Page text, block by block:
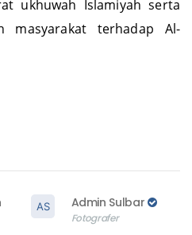
ukhuwah Islamiyah serta
masyarakat terhadap Al-
Admin Sulbar
Fotografer